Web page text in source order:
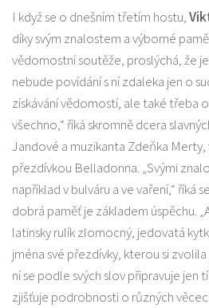
I když se o dnešním třetím hostu,
díky svým znalostem a výborné
vědomostní soutěže, proslýchá, že
nebude povídání s ní zdaleka jen o
získávání vědomostí, ale také třeba
všechno,“ říká skromně dcera
Jandové a muzikanta Zdeňka
přezdívkou Belladonna. „Svými
například v bulváru a ve vaření,“ říká
dobrá paměť je základem úspěchu.
latinsky rulík zlomocný, jedovatá
jména své přezdívky, kterou si
ní se podle svých slov připravuje jen
zjišťuje podrobnosti o různých